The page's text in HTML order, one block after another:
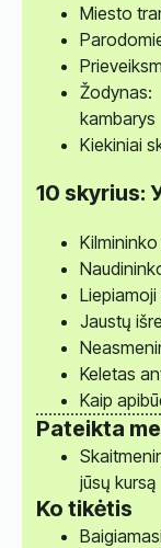
Miesto
kambarys
Kiekiniai
10 skyrius:
Jaustų
Keletas
Kaip
Pateikta
jūsų kursą
Ko tikėtis